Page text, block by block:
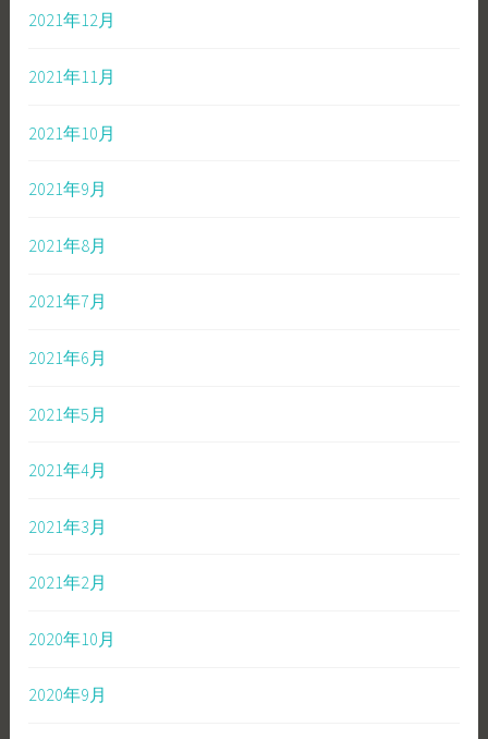
2021年12月
2021年11月
2021年10月
2021年9月
2021年8月
2021年7月
2021年6月
2021年5月
2021年4月
2021年3月
2021年2月
2020年10月
2020年9月